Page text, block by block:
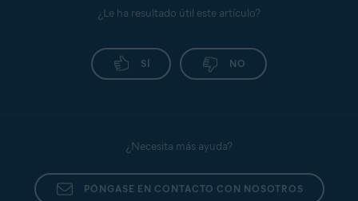
¿Le ha resultado útil este artículo?
SÍ NO
¿Necesita más ayuda?
PÓNGASE EN CONTACTO CON NOSOTROS